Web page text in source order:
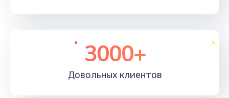
3000+
Довольных клиентов